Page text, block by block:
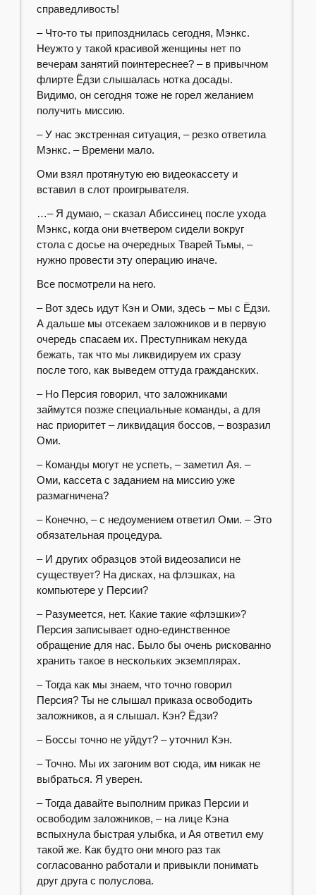
справедливость!
– Что-то ты припозднилась сегодня, Мэнкс.
Неужто у такой красивой женщины нет по
вечерам занятий поинтереснее? – в привычном
флирте Ёдзи слышалась нотка досады.
Видимо, он сегодня тоже не горел желанием
получить миссию.
– У нас экстренная ситуация, – резко ответила
Мэнкс. – Времени мало.
Оми взял протянутую ею видеокассету и
вставил в слот проигрывателя.
…– Я думаю, – сказал Абиссинец после ухода
Мэнкс, когда они вчетвером сидели вокруг
стола с досье на очередных Тварей Тьмы, –
нужно провести эту операцию иначе.
Все посмотрели на него.
– Вот здесь идут Кэн и Оми, здесь – мы с Ёдзи.
А дальше мы отсекаем заложников и в первую
очередь спасаем их. Преступникам некуда
бежать, так что мы ликвидируем их сразу
после того, как выведем оттуда гражданских.
– Но Персия говорил, что заложниками
займутся позже специальные команды, а для
нас приоритет – ликвидация боссов, – возразил
Оми.
– Команды могут не успеть, – заметил Ая. –
Оми, кассета с заданием на миссию уже
размагничена?
– Конечно, – с недоумением ответил Оми. – Это
обязательная процедура.
– И других образцов этой видеозаписи не
существует? На дисках, на флэшках, на
компьютере у Персии?
– Разумеется, нет. Какие такие «флэшки»?
Персия записывает одно-единственное
обращение для нас. Было бы очень рискованно
хранить такое в нескольких экземплярах.
– Тогда как мы знаем, что точно говорил
Персия? Ты не слышал приказа освободить
заложников, а я слышал. Кэн? Ёдзи?
– Боссы точно не уйдут? – уточнил Кэн.
– Точно. Мы их загоним вот сюда, им никак не
выбраться. Я уверен.
– Тогда давайте выполним приказ Персии и
освободим заложников, – на лице Кэна
вспыхнула быстрая улыбка, и Ая ответил ему
такой же. Как будто они много раз так
согласованно работали и привыкли понимать
друг друга с полуслова.